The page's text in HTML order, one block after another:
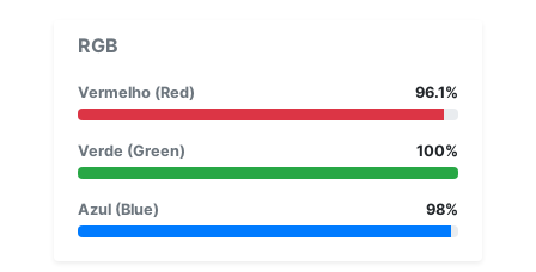
RGB
Vermelho (Red) 96.1%
Verde (Green) 100%
Azul (Blue) 98%